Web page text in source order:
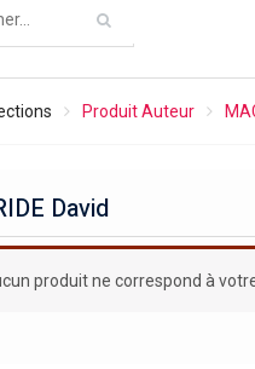
Produit Auteur
David
produit ne correspond à